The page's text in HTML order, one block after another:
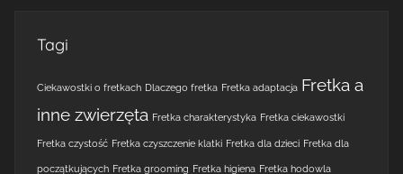
Tagi
Ciekawostki o fretkach Dlaczego fretka Fretka adaptacja Fretka a
inne zwierzęta Fretka charakterystyka Fretka ciekawostki
Fretka czystość Fretka czyszczenie klatki Fretka dla dzieci Fretka dla
początkujących Fretka grooming Fretka higiena Fretka hodowla